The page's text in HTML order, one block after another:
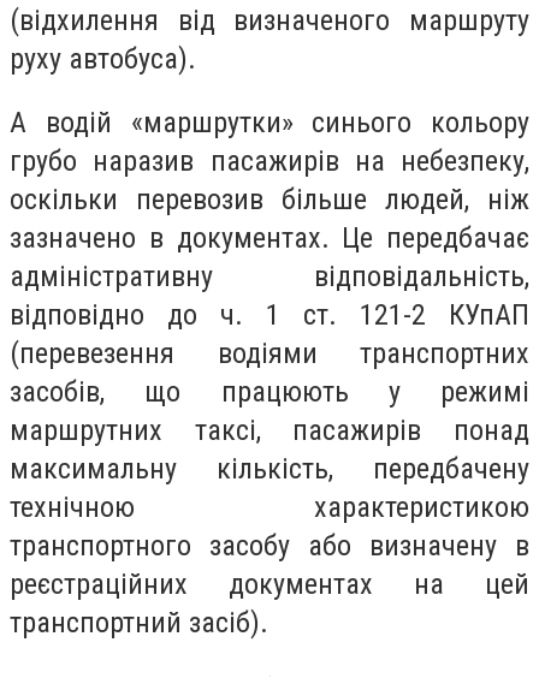
(відхилення від визначеного маршруту
руху автобуса).
А водій «маршрутки» синього кольору
грубо наразив пасажирів на небезпеку,
оскільки перевозив більше людей, ніж
зазначено в документах. Це передбачає
адміністративну відповідальність,
відповідно до ч. 1 ст. 121-2 КУпАП
(перевезення водіями транспортних
засобів, що працюють у режимі
маршрутних таксі, пасажирів понад
максимальну кількість, передбачену
технічною характеристикою
транспортного засобу або визначену в
реєстраційних документах на цей
транспортний засіб).